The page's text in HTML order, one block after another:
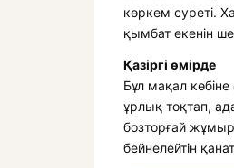
көркем суреті.
қымбат екенін
Қазіргі өмірде
Бұл мақал
ұрлық тоқтап,
бозторғай
бейнелейтін